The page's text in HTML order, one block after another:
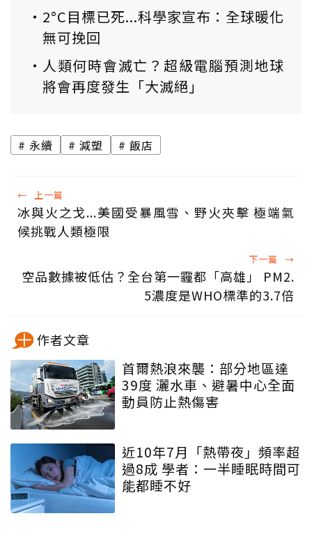
2°C目標已死...科學家宣布：全球暖化
無可挽回
人類何時會滅亡？超級電腦預測地球
將會再度發生「大滅絕」
永續 減塑 飯店
← 上一篇
冰與火之戈...美國受暴風雪、野火夾擊 極端氣
候挑戰人類極限
下一篇 →
空品數據被低估？全台第一霾都「高雄」 PM2.
5濃度是WHO標準的3.7倍
作者文章
首爾熱浪來襲：部分地區達
39度 灑水車、避暑中心全面
動員防止熱傷害
近10年7月「熱帶夜」頻率超
過8成 學者：一半睡眠時間可
能都睡不好